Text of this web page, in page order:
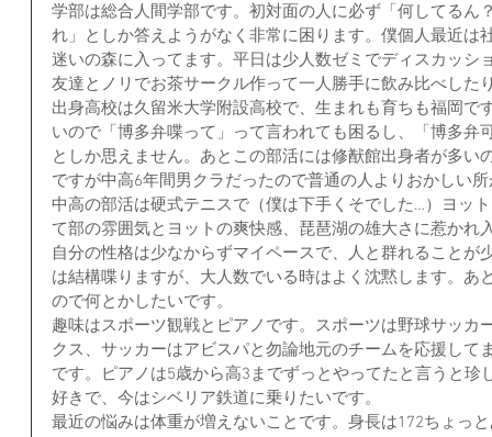
学部は総合人間学部です。初対面の人に必ず「何してるん
れ」としか答えようがなく非常に困ります。僕個人最近は
迷いの森に入ってます。平日は少人数ゼミでディスカッシ
友達とノリでお茶サークル作って一人勝手に飲み比べした
出身高校は久留米大学附設高校で、生まれも育ちも福岡で
いので「博多弁喋って」って言われても困るし、「博多弁
としか思えません。あとこの部活には修猷館出身者が多い
ですが中高6年間男クラだったので普通の人よりおかしい
中高の部活は硬式テニスで（僕は下手くそでした…）ヨッ
て部の雰囲気とヨットの爽快感、琵琶湖の雄大さに惹かれ
自分の性格は少なからずマイペースで、人と群れることが
は結構喋りますが、大人数でいる時はよく沈黙します。あ
ので何とかしたいです。
趣味はスポーツ観戦とピアノです。スポーツは野球サッカ
クス、サッカーはアビスパと勿論地元のチームを応援して
です。ピアノは5歳から高3までずっとやってたと言うと珍
好きで、今はシベリア鉄道に乗りたいです。
最近の悩みは体重が増えないことです。身長は172ちょっ